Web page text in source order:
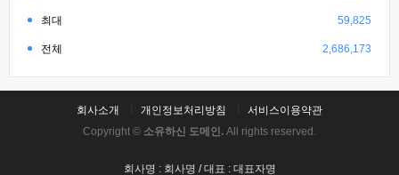
최대 59,825
전체 2,686,173
회사소개 개인정보처리방침
서비스이용약관
Copyright © 소유하신 도메인. All rights reserved.
회사명 : 회사명 / 대표 : 대표자명